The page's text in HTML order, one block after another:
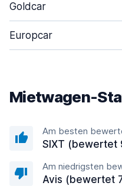
Goldcar
Europcar
Mietwagen-
Am besten
SIXT (bewertet
Am niedrigsten
Avis (bewertet